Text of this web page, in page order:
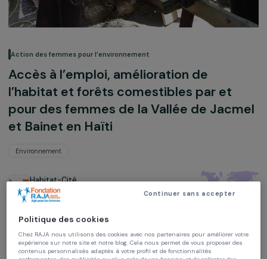
Action des femmes pour l’environnement
Accès à l’emploi, amélioration de
l’habitat et forêts comestibles par et
pour des femmes de la Vallée de
et Bainet en Haïti
Environnement
Habitat-Cité
Haïti,Amérique latine Continuer sans accepter